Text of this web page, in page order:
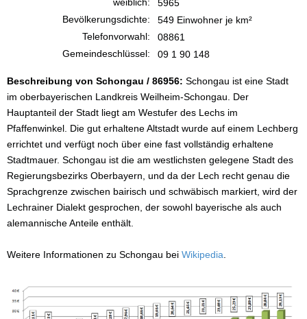
5965
Bevölkerungsdichte:
549 Einwohner je km²
Telefonvorwahl:
08861
Gemeindeschlüssel:
09 1 90 148
Beschreibung von Schongau / 86956: Schongau ist eine Stadt
im oberbayerischen Landkreis Weilheim-Schongau. Der
Hauptanteil der Stadt liegt am Westufer des Lechs im
Pfaffenwinkel. Die gut erhaltene Altstadt wurde auf einem Lechberg
errichtet und verfügt noch über eine fast vollständig erhaltene
Stadtmauer. Schongau ist die am westlichsten gelegene Stadt des
Regierungsbezirks Oberbayern, und da der Lech recht genau die
Sprachgrenze zwischen bairisch und schwäbisch markiert, wird der
Lechrainer Dialekt gesprochen, der sowohl bayerische als auch
alemannische Anteile enthält.
Weitere Informationen zu Schongau bei Wikipedia